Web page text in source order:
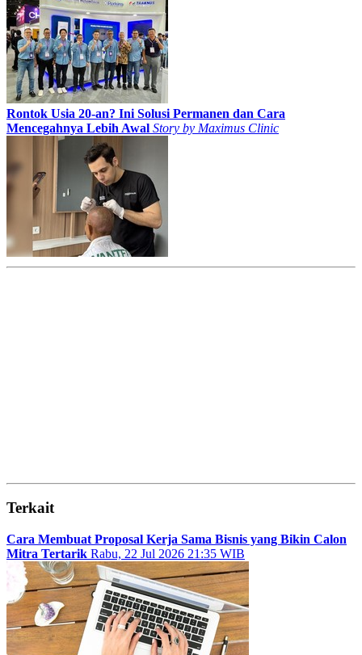
Rontok Usia 20-an? Ini Solusi Permanen dan Cara
Mencegahnya Lebih Awal Story by Maximus Clinic
Terkait
Cara Membuat Proposal Kerja Sama Bisnis yang Bikin Calon
Mitra Tertarik Rabu, 22 Jul 2026 21:35 WIB